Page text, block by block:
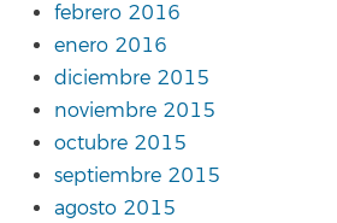
febrero 2016
enero 2016
diciembre 2015
noviembre 2015
octubre 2015
septiembre 2015
agosto 2015